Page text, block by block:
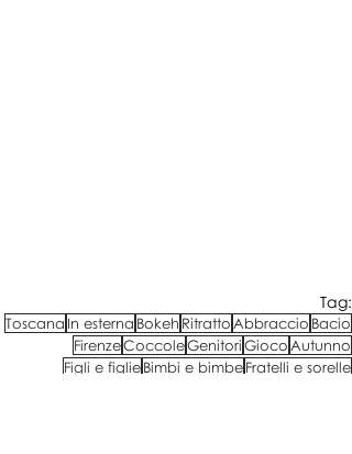
Tag:
Toscana In esterna Bokeh Ritratto Abbraccio Bacio
FirenzeCoccoleGenitoriGioco Autunno
Figli e figlieBimbi e bimbeFratelli e sorelle